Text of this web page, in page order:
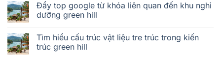
Đẩy top google từ khóa liên quan đến khu nghỉ
dưỡng green hill
Tìm hiểu cấu trúc vật liệu tre trúc trong kiến
trúc green hill